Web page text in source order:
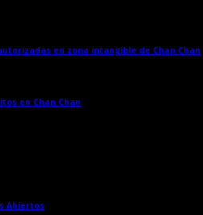
en zona intangible de Chan Chan
en Chan Chan
Abiertos